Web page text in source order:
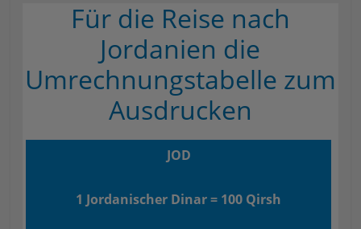
Für die Reise nach
Jordanien die
Umrechnungstabelle zum
Ausdrucken
JOD
1 Jordanischer Dinar = 100 Qirsh